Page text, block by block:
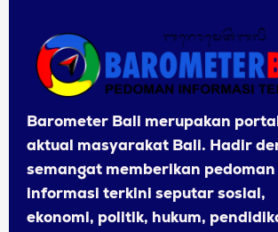
Barometer Bali merupakan
aktual masyarakat Bali. Hadir
semangat memberikan pedoman
informasi terkini seputar sosial,
ekonomi, politik, hukum,